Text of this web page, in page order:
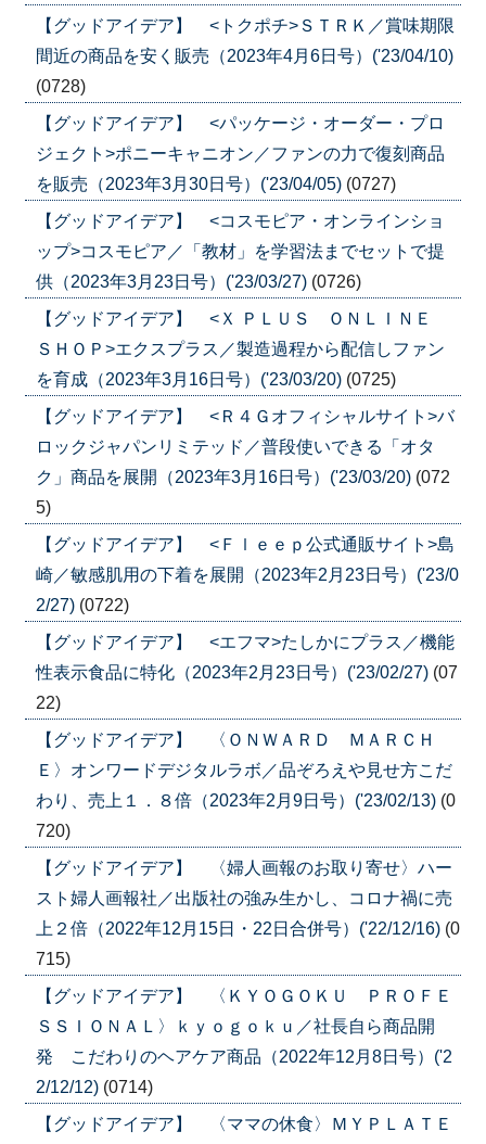
【グッドアイデア】 <トクポチ>ＳＴＲＫ／賞味期限
間近の商品を安く販売（2023年4月6日号）('23/04/10)
(0728)
【グッドアイデア】 <パッケージ・オーダー・プロ
ジェクト>ポニーキャニオン／ファンの力で復刻商品
を販売（2023年3月30日号）('23/04/05) (0727)
【グッドアイデア】 <コスモピア・オンラインショ
ップ>コスモピア／「教材」を学習法までセットで提
供（2023年3月23日号）('23/03/27) (0726)
【グッドアイデア】 <Ｘ ＰＬＵＳ ＯＮＬＩＮＥ
ＳＨＯＰ>エクスプラス／製造過程から配信しファン
を育成（2023年3月16日号）('23/03/20) (0725)
【グッドアイデア】 <Ｒ４Ｇオフィシャルサイト>バ
ロックジャパンリミテッド／普段使いできる「オタ
ク」商品を展開（2023年3月16日号）('23/03/20) (072
5)
【グッドアイデア】 <Ｆｌｅｅｐ公式通販サイト>島
崎／敏感肌用の下着を展開（2023年2月23日号）('23/0
2/27) (0722)
【グッドアイデア】 <エフマ>たしかにプラス／機能
性表示食品に特化（2023年2月23日号）('23/02/27) (07
22)
【グッドアイデア】 〈ＯＮＷＡＲＤ ＭＡＲＣＨ
Ｅ〉オンワードデジタルラボ／品ぞろえや見せ方こだ
わり、売上１．８倍（2023年2月9日号）('23/02/13) (0
720)
【グッドアイデア】 〈婦人画報のお取り寄せ〉ハー
スト婦人画報社／出版社の強み生かし、コロナ禍に売
上２倍（2022年12月15日・22日合併号）('22/12/16) (0
715)
【グッドアイデア】 〈ＫＹＯＧＯＫＵ ＰＲＯＦＥ
ＳＳＩＯＮＡＬ〉ｋｙｏｇｏｋｕ／社長自ら商品開
発 こだわりのヘアケア商品（2022年12月8日号）('2
2/12/12) (0714)
【グッドアイデア】 〈ママの休食〉ＭＹＰＬＡＴＥ